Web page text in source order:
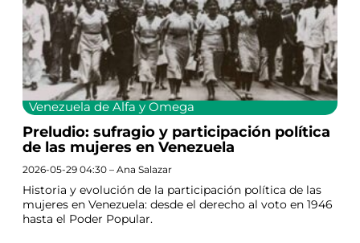
Venezuela de Alfa y Omega
Preludio: sufragio y participación política
de las mujeres en Venezuela
2026-05-29 04:30 – Ana Salazar
Historia y evolución de la participación política de las
mujeres en Venezuela: desde el derecho al voto en 1946
hasta el Poder Popular.